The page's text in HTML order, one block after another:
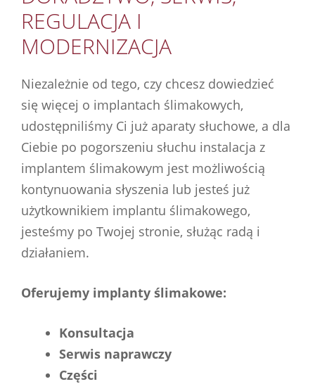
REGULACJA I
MODERNIZACJA
Niezależnie od tego, czy chcesz dowiedzieć
się więcej o implantach ślimakowych,
udostępniliśmy Ci już aparaty słuchowe, a dla
Ciebie po pogorszeniu słuchu instalacja z
implantem ślimakowym jest możliwością
kontynuowania słyszenia lub jesteś już
użytkownikiem implantu ślimakowego,
jesteśmy po Twojej stronie, służąc radą i
działaniem.
Oferujemy implanty ślimakowe:
Konsultacja
Serwis naprawczy
Części